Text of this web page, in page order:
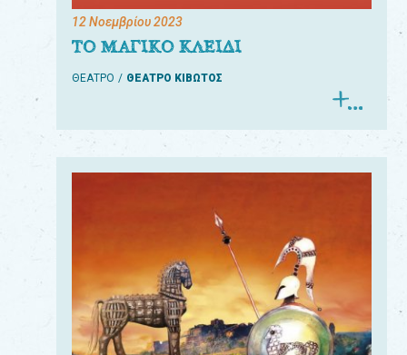
12 Νοεμβρίου 2023
ΤΟ ΜΑΓΙΚΟ ΚΛΕΙΔΙ
ΘΕΑΤΡΟ ΘΕΑΤΡΟ ΚΙΒΩΤΟΣ